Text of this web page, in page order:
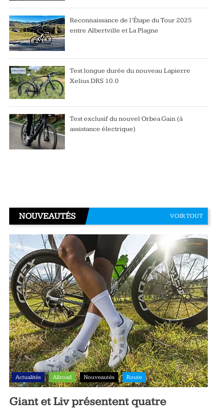
Reconnaissance de l’Étape du Tour 2025
entre Albertville et La Plagne
Test longue durée du nouveau Lapierre
Xelius DRS 10.0
Test exclusif du nouvel Orbea Gain (à
assistance électrique)
NOUVEAUTÉS VOIR TOUT
Actualités Allroad Nouveautés Route
Giant et Liv présentent quatre